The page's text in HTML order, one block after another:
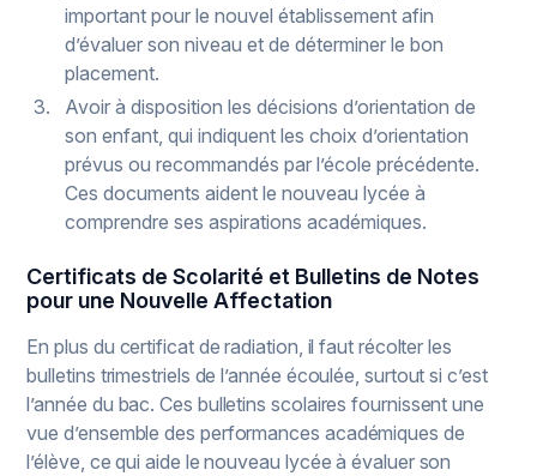
important pour le nouvel établissement afin
d’évaluer son niveau et de déterminer le bon
placement.
Avoir à disposition les décisions d’orientation de
son enfant, qui indiquent les choix d’orientation
prévus ou recommandés par l’école précédente.
Ces documents aident le nouveau lycée à
comprendre ses aspirations académiques.
Certificats de Scolarité et Bulletins de Notes
pour une Nouvelle Affectation
En plus du certificat de radiation, il faut récolter les
bulletins trimestriels de l’année écoulée, surtout si c’est
l’année du bac. Ces bulletins scolaires fournissent une
vue d’ensemble des performances académiques de
l’élève, ce qui aide le nouveau lycée à évaluer son